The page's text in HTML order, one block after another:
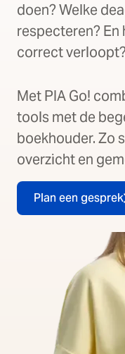
doen? Welke
respecteren? En
correct verloopt?
Met PIA Go!
tools met de
boekhouder. Zo
overzicht en
Plan een gesprek